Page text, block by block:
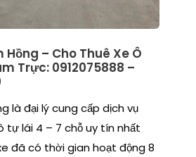
Hồng – Cho Thuê Xe Ô
Trực: 0912075888 –
là đại lý cung cấp dịch vụ
tự lái 4 – 7 chỗ uy tín nhất
đã có thời gian hoạt động 8